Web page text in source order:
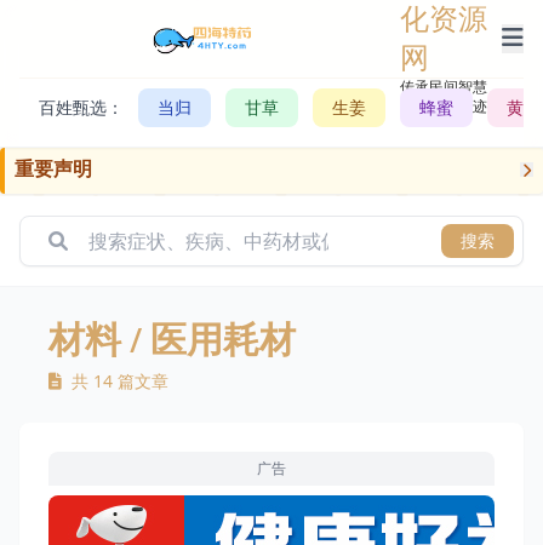
化资源
网
传承民间智慧，
记录历史轨迹
百姓甄选： 当归 甘草 生姜 蜂蜜 黄芪
重要声明
搜索
材料/ 医用耗材
共 14 篇文章
广告